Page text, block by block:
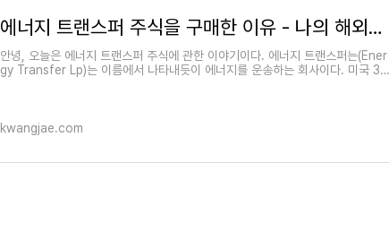
에너지 트랜스퍼 주식을 구매한 이유 - 나의 해외주식 이야기
안녕, 오늘은 에너지 트랜스퍼 주식에 관한 이야기이다. 에너지 트랜스퍼는(Ener
gy Transfer Lp)는 이름에서 나타내듯이 에너지를 운송하는 회사이다. 미국 38
kwangjae.com